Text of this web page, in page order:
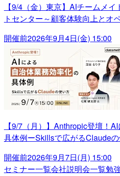
【9/4（金）東京】AIチームメ
トセンター～顧客体験向上とオ
開催前2026年9月4日(金) 15:00
【9/7（月）】Anthropic登壇！
具体例ーSkillsで広がるClaude
開催前2026年9月7日(月) 15:00
セミナー一覧会社説明会一覧勉